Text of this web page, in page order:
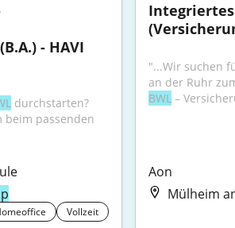
- HAVI
durchstarten?
beim passenden
Vollzeit
"...Wir suchen
BWL –
Aon
Mülheim